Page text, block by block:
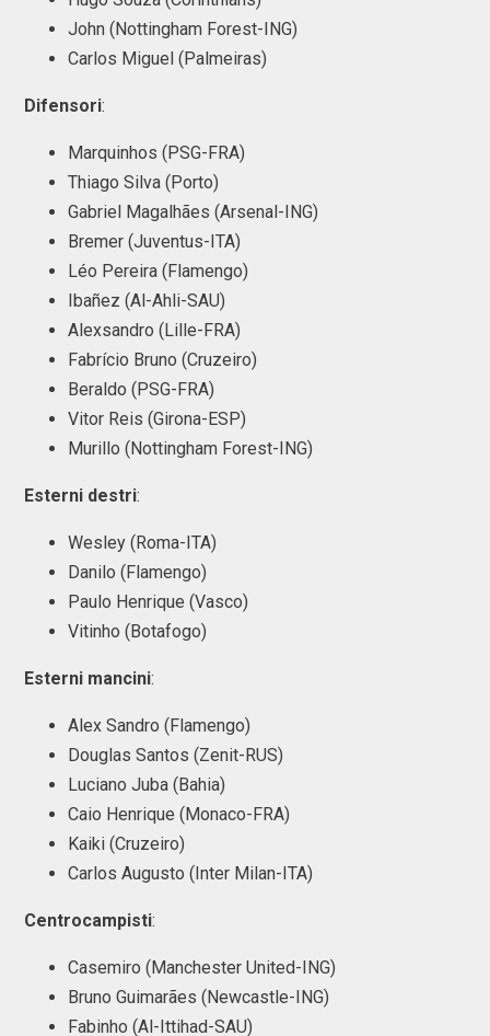
John (Nottingham Forest-ING)
Carlos Miguel (Palmeiras)
Difensori:
Marquinhos (PSG-FRA)
Thiago Silva (Porto)
Gabriel Magalhães (Arsenal-ING)
Bremer (Juventus-ITA)
Léo Pereira (Flamengo)
Ibañez (Al-Ahli-SAU)
Alexsandro (Lille-FRA)
Fabrício Bruno (Cruzeiro)
Beraldo (PSG-FRA)
Vitor Reis (Girona-ESP)
Murillo (Nottingham Forest-ING)
Esterni destri:
Wesley (Roma-ITA)
Danilo (Flamengo)
Paulo Henrique (Vasco)
Vitinho (Botafogo)
Esterni mancini:
Alex Sandro (Flamengo)
Douglas Santos (Zenit-RUS)
Luciano Juba (Bahia)
Caio Henrique (Monaco-FRA)
Kaiki (Cruzeiro)
Carlos Augusto (Inter Milan-ITA)
Centrocampisti:
Casemiro (Manchester United-ING)
Bruno Guimarães (Newcastle-ING)
Fabinho (Al-Ittihad-SAU)